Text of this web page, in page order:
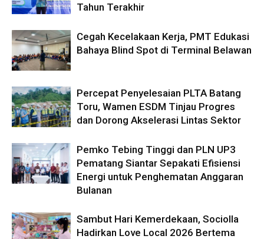
Tahun Terakhir
Cegah Kecelakaan Kerja, PMT Edukasi
Bahaya Blind Spot di Terminal Belawan
Percepat Penyelesaian PLTA Batang
Toru, Wamen ESDM Tinjau Progres
dan Dorong Akselerasi Lintas Sektor
Pemko Tebing Tinggi dan PLN UP3
Pematang Siantar Sepakati Efisiensi
Energi untuk Penghematan Anggaran
Bulanan
Sambut Hari Kemerdekaan, Sociolla
Hadirkan Love Local 2026 Bertema